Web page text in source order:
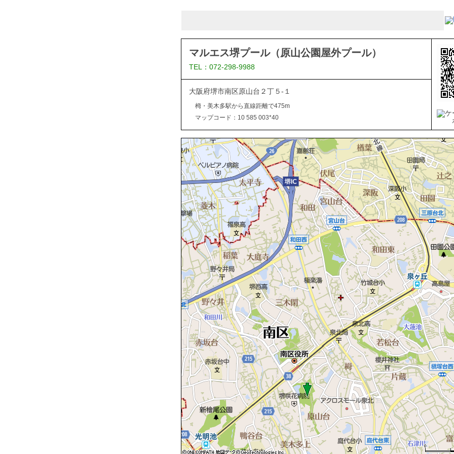
マルエス堺プール（原山公園屋外プール）
TEL：072-298-9988
大阪府堺市南区原山台２丁５-１
栂・美木多駅から直線距離で475m
マップコード：10 585 003*40